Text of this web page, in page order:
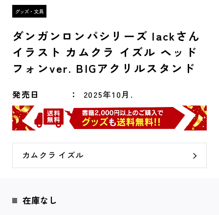
ダンガンロンパシリーズ lackさん
イラスト カムクラ イズル ヘッド
フォンver. BIGアクリルスタンド
発売日 2025年10月.
カムクラ イズル
在庫なし